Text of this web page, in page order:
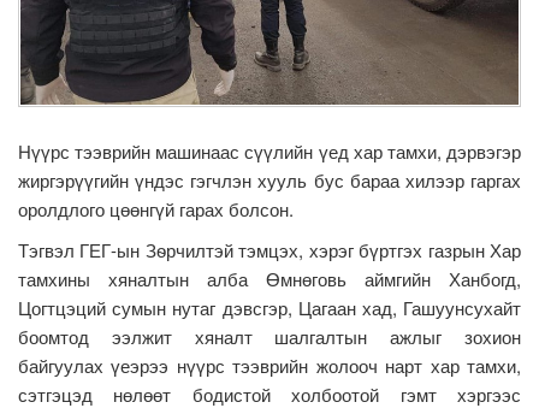
Нүүрс тээврийн машинаас сүүлийн үед хар тамхи, дэрвэгэр
жиргэрүүгийн үндэс гэгчлэн хууль бус бараа хилээр гаргах
оролдлого цөөнгүй гарах болсон.
Тэгвэл ГЕГ-ын Зѳрчилтэй тэмцэх, хэрэг бүртгэх газрын Хар
тамхины хяналтын алба Өмнөговь аймгийн Ханбогд,
Цогтцэций сумын нутаг дэвсгэр, Цагаан хад, Гашуунсухайт
боомтод ээлжит хяналт шалгалтын ажлыг зохион
байгуулах үеэрээ нүүрс тээврийн жолооч нарт хар тамхи,
сэтгэцэд нөлөөт бодистой холбоотой гэмт хэргээс